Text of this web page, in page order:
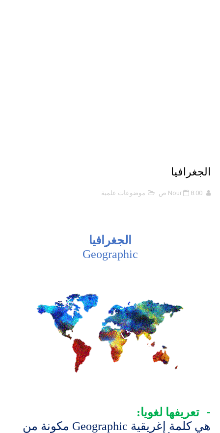
الجغرافيا
Nour 8:00 ص موضوعات علمية
الجغرافيا
Geographic
تعريفها لغويا:
هي كلمة إغريقية Geographic مكونة من